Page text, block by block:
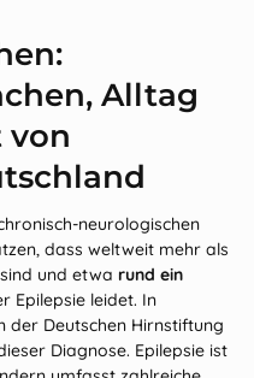
Alltag
von
dass weltweit mehr als
und etwa rund ein
Epilepsie leidet. In
der Deutschen Hirnstiftung
Diagnose. Epilepsie ist